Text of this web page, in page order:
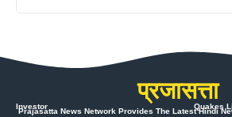
प्रजासत्ता
Prajasatta News Network Provides The Latest Hindi
Investor Quakes